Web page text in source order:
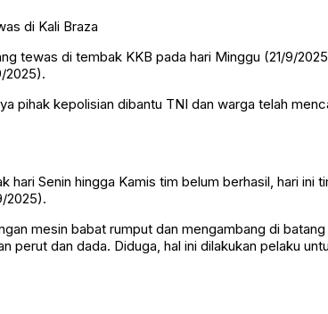
tewas di tembak KKB pada hari Minggu (21/9/
2025).
pihak kepolisian dibantu TNI dan warga telah
Senin hingga Kamis tim belum berhasil, hari
2025).
mesin babat rumput dan mengambang di
dan dada. Diduga, hal ini dilakukan pelaku